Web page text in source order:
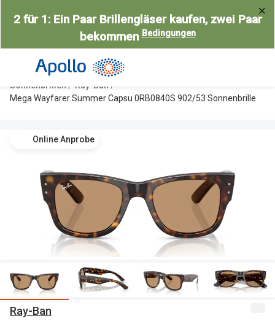
zum2 für 1: Ein Paar Brillengläser kaufen, zwei Paar
bekommen Bedingungen
Alle Brillen
Damen
Herren
Gleitsicht
AI Glasses
Selbsttönende Brillen
Lesebrillen
Weitere Kategorien
Brillen Sale
Marken
Ray-Ban
Damen
Gleitsicht
Weitere
Sonnenbrillen
Ray-Ban
Mega Wayfarer Summer Capsu 0RB0840S 902/53 Sonnenbrille
Online Anprobe
Ray-Ban